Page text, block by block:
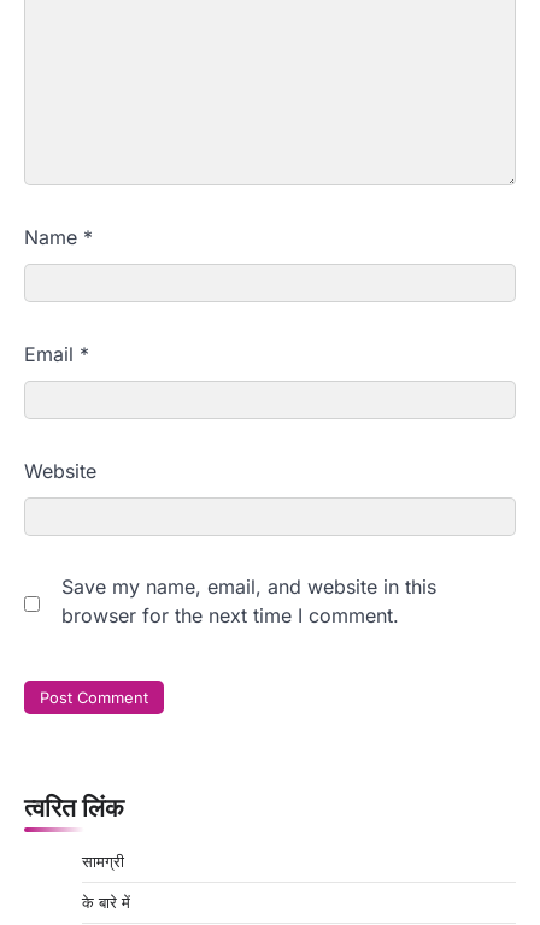
Name *
Email *
Website
Save my name, email, and website in this
browser for the next time I comment.
त्वरित लिंक
सामग्री
के बारे में